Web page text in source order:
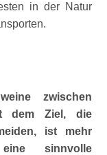
in der Natur
zwischen
dem Ziel, die
ist mehr
sinnvolle